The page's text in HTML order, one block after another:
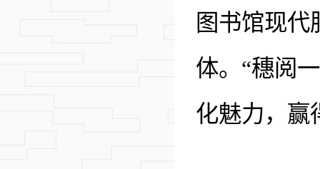
图书馆现
体。 “穗阅
化魅力，赢